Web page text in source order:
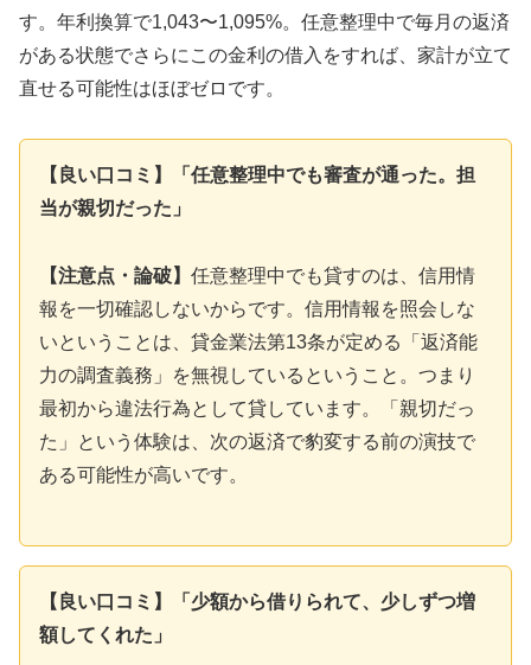
す。年利換算で1,043〜1,095%。任意整理中で毎月の返済
がある状態でさらにこの金利の借入をすれば、家計が立て
直せる可能性はほぼゼロです。
【良い口コミ】「任意整理中でも審査が通った。担
当が親切だった」
【注意点・論破】 任意整理中でも貸すのは、信用情
報を一切確認しないからです。信用情報を照会しな
いということは、貸金業法第13条が定める「返済能
力の調査義務」を無視しているということ。つまり
最初から違法行為として貸しています。「親切だっ
た」という体験は、次の返済で豹変する前の演技で
ある可能性が高いです。
【良い口コミ】「少額から借りられて、少しずつ増
額してくれた」